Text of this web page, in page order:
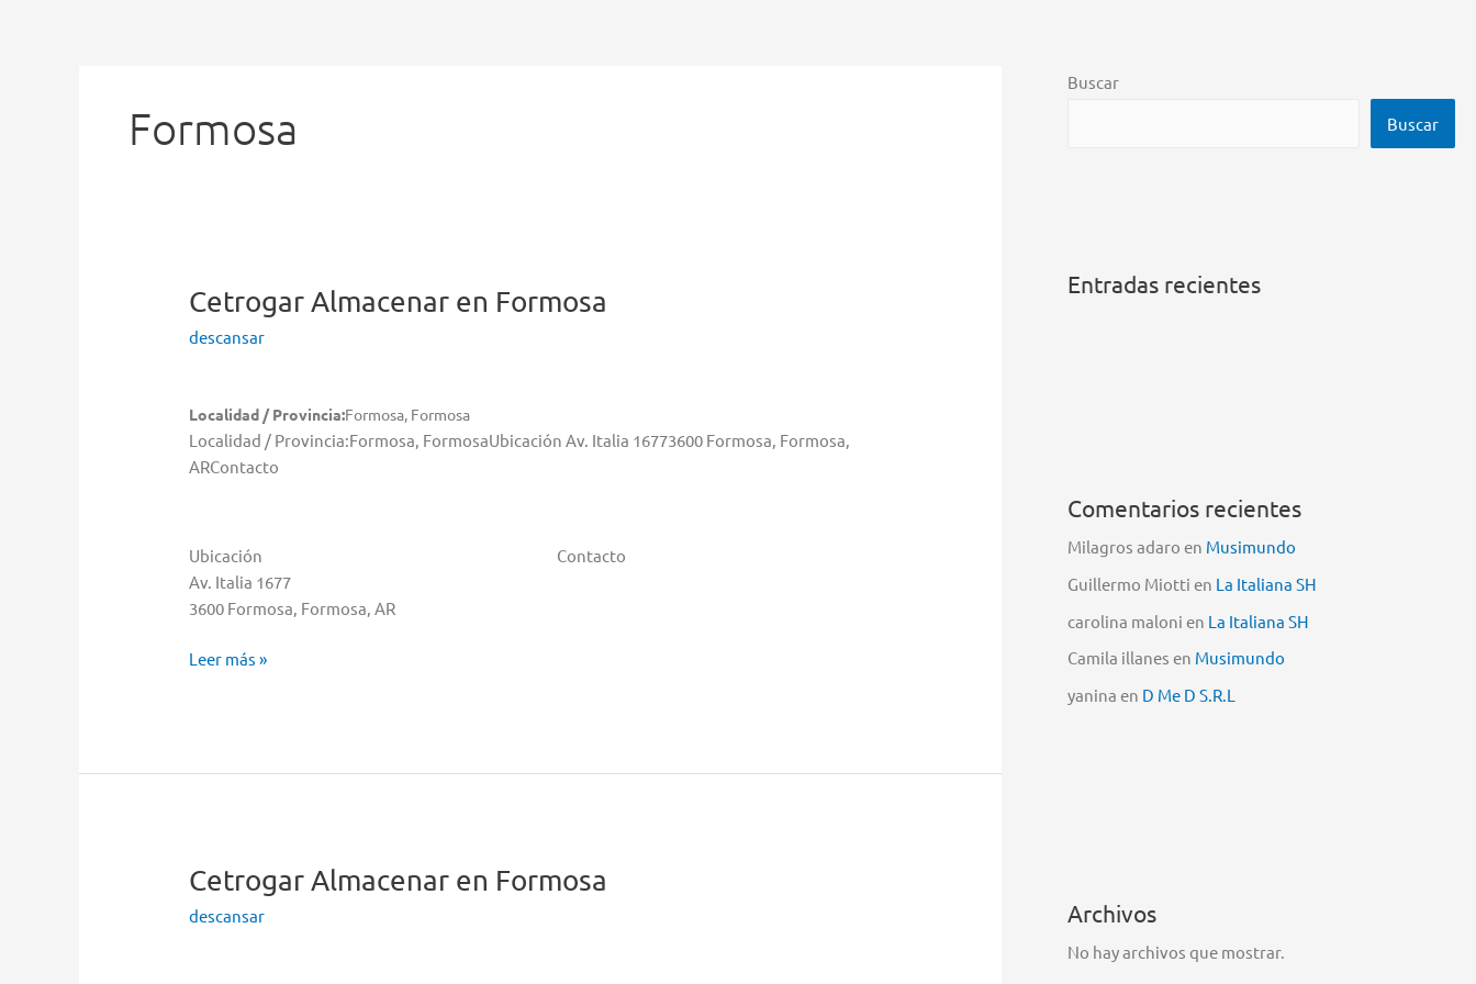
Formosa
CetrogarAlmacenar en Formosa
descansar
Localidad / Provincia:Formosa, Formosa
Localidad / Provincia:Formosa, FormosaUbicación Av. Italia 16773600 Formosa, Formosa,
ARContacto
Ubicación
Av. Italia 1677
3600 Formosa, Formosa, AR
Contacto
Cetrogar
Leer más »
CetrogarAlmacenar en Formosa
descansar
Buscar
Buscar
Entradas recientes
Comentarios recientes
Milagros adaro en Musimundo
Guillermo Miotti en La Italiana SH
carolina maloni en La Italiana SH
Camila illanes en Musimundo
yanina en D Me D S.R.L
Archivos
No hay archivos que mostrar.